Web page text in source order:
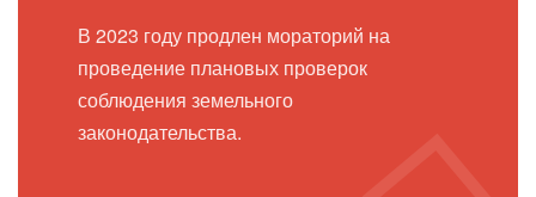
В 2023 году продлен мораторий на
проведение плановых проверок
соблюдения земельного
законодательства.